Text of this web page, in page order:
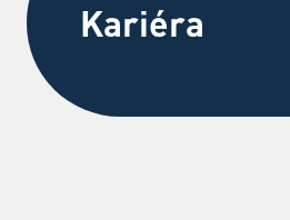
Kariéra